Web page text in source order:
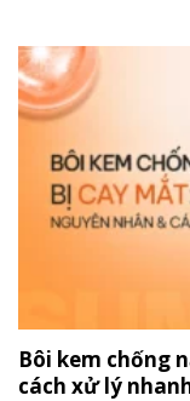
Bôi kem chống
cách xử lý